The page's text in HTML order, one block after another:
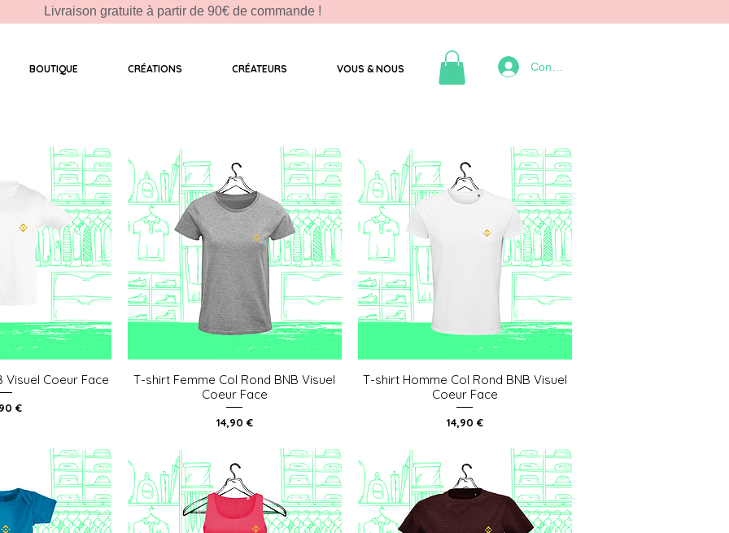
Livraison gratuite à partir de 90€ de commande !
BOUTIQUE CRÉATIONS CRÉATEURS VOUS & NOUS Connexion
rapide
Visuel Coeur Face
€
Aperçu rapide
T-shirt Femme Col Rond BNB Visuel
Coeur Face
Prix
14,90 €
Aperçu rapide
T-shirt Homme Col Rond BNB Visuel
Coeur Face
Prix
14,90 €